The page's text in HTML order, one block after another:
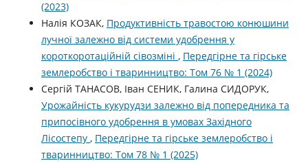
(2023)
Налія КОЗАК, Продуктивність травостою конюшини
лучної залежно від системи удобрення у
короткоротаційній сівозміні , Передгірне та гірське
землеробство і тваринництво: Том 76 № 1 (2024)
Сергій ТАНАСОВ, Іван СЕНИК, Галина СИДОРУК,
Урожайність кукурудзи залежно від попередника та
припосівного удобрення в умовах Західного
Лісостепу , Передгірне та гірське землеробство і
тваринництво: Том 78 № 1 (2025)